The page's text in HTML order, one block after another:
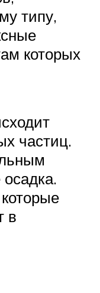
типу,
которых
частиц.
в